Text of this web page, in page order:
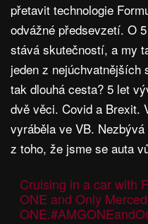
přetavit technologie
odvážné předsevzetí. O
stává skutečností, a my
jeden z nejúchvatnějších
tak dlouhá cesta? 5 let
dvě věci. Covid a Brexit.
vyráběla ve VB.
z toho, že jsme se auta
Cruising in a car with
ONE and Only
ONE.